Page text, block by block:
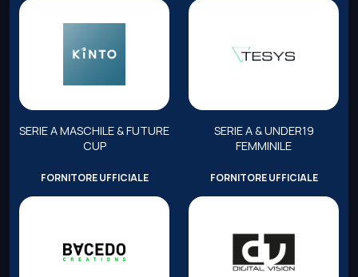
SERIE A MASCHILE & FUTURE
CUP
SERIE A & UNDER19
FEMMINILE
FORNITORE UFFICIALE FORNITORE UFFICIALE